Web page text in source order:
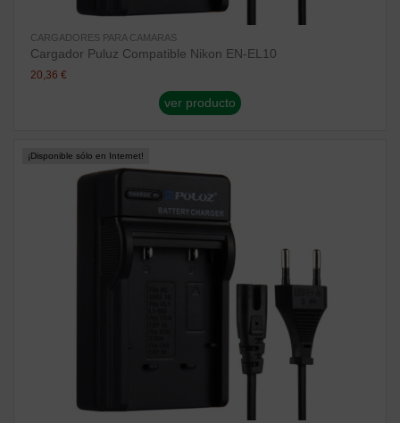
CARGADORES PARA CAMARAS
Cargador Puluz Compatible Nikon EN-EL10
20,36 €
ver producto
¡Disponible sólo en Internet!